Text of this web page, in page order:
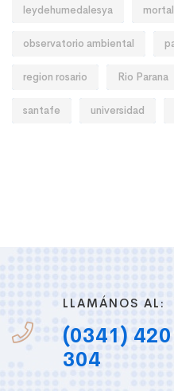
leydehumedalesya
observatorio ambiental
region rosario Rio Parana
santafe universidad
LLAMÁNOS AL:
(0341)
304